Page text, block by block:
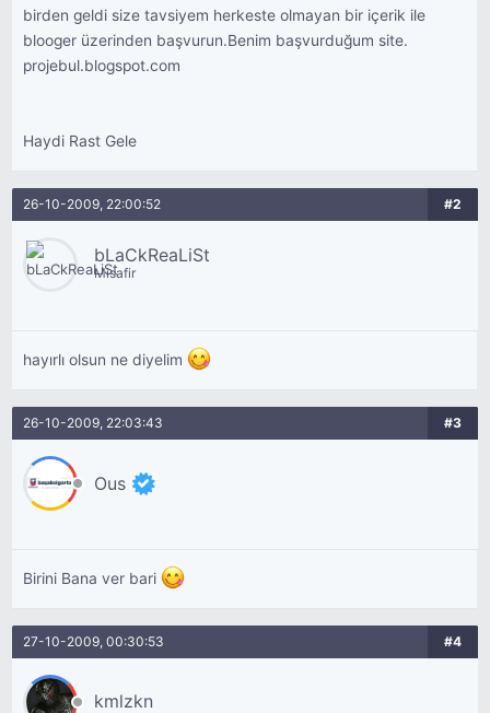
birden geldi size tavsiyem herkeste olmayan bir içerik ile
blooger üzerinden başvurun.Benim başvurduğum site.
projebul.blogspot.com
Haydi Rast Gele
26-10-2009, 22:00:52 #2
bLaCkReaLiSt
Misafir
hayırlı olsun ne diyelim
26-10-2009, 22:03:43 #3
Ous
Birini Bana ver bari
27-10-2009, 00:30:53 #4
kmlzkn